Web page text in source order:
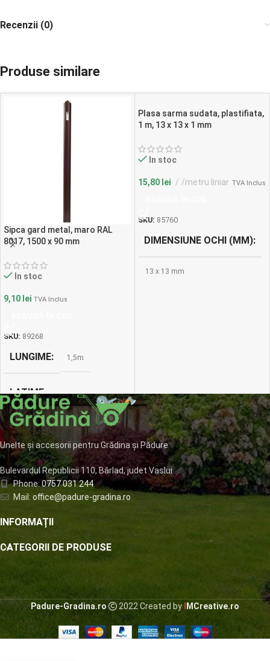
Recenzii (0)
Produse similare
Sipca gard metal, maro RAL
8017, 1500 x 90 mm
In stoc
9,10 lei TVA Inclus
SKU: 89268
LUNGIME 1,5m
LATIME 90mm
CULOARE maro RAL 8017
GROSIME TABLA
0,4mm
Plasa sarma sudata, plastifiata,
1 m, 13 x 13 x 1 mm
In stoc
15,80 lei /metru liniar TVA Inclus
SKU: 85760
DIMENSIUNE OCHI (MM)
13 x 13 mm
Unelte și accesorii pentru Grădina și Pădure
Bulevardul Republicii 110, Bârlad, judet Vaslui
Phone:0757 031 244
Mail: office@padure-gradina.ro
INFORMAȚII
CATEGORII DE PRODUSE
Padure-Gradina.ro 2022 Created by MCreative.ro
Panou fier